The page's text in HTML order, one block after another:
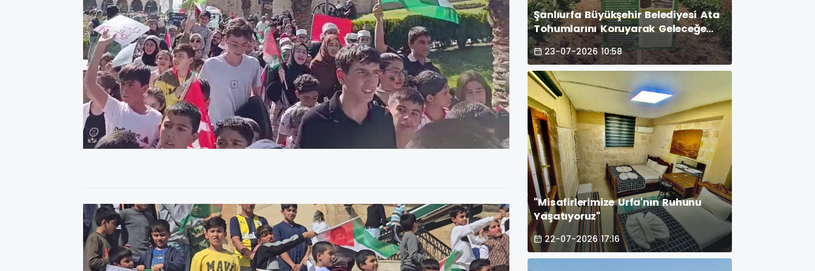
Şanlıurfa Büyükşehir Belediyesi Ata
Tohumlarını Koruyarak Geleceğe
Taşıyor
23-07-2026 10:58
"Misafirlerimize Urfa'nın Ruhunu
Yaşatıyoruz"
22-07-2026 17:16